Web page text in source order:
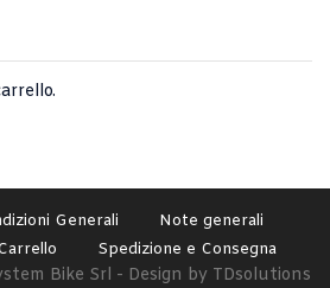
Generali
Note generali
Spedizione e Consegna
Bike Srl - Design by TDsolutions